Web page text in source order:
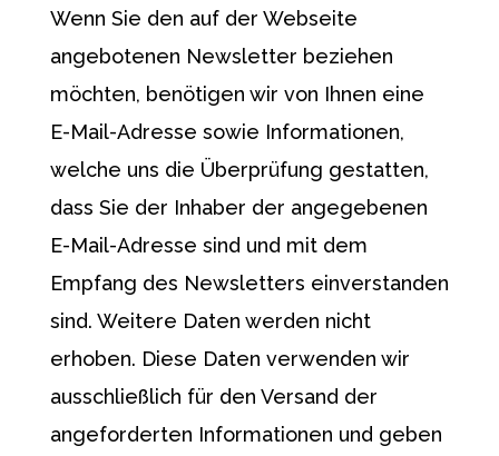
Wenn Sie den auf der Webseite
angebotenen Newsletter beziehen
möchten, benötigen wir von Ihnen eine
E-Mail-Adresse sowie Informationen,
welche uns die Überprüfung gestatten,
dass Sie der Inhaber der angegebenen
E-Mail-Adresse sind und mit dem
Empfang des Newsletters einverstanden
sind. Weitere Daten werden nicht
erhoben. Diese Daten verwenden wir
ausschließlich für den Versand der
angeforderten Informationen und geben